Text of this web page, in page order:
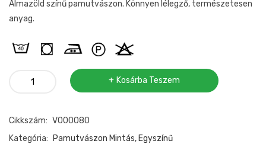
Almazöld színű pamutvászon. Könnyen lélegző, természetesen
anyag.
Pamutvászon
mennyiség
Kosárba Teszem
Cikkszám: V000080
Kategória:
Pamutvászon Mintás, Egyszínű